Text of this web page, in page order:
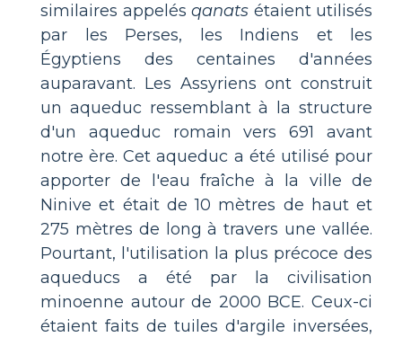
similaires appelés qanats étaient utilisés
par les Perses, les Indiens et les
Égyptiens des centaines d'années
auparavant. Les Assyriens ont construit
un aqueduc ressemblant à la structure
d'un aqueduc romain vers 691 avant
notre ère. Cet aqueduc a été utilisé pour
apporter de l'eau fraîche à la ville de
Ninive et était de 10 mètres de haut et
275 mètres de long à travers une vallée.
Pourtant, l'utilisation la plus précoce des
aqueducs a été par la civilisation
minoenne autour de 2000 BCE. Ceux-ci
étaient faits de tuiles d'argile inversées,